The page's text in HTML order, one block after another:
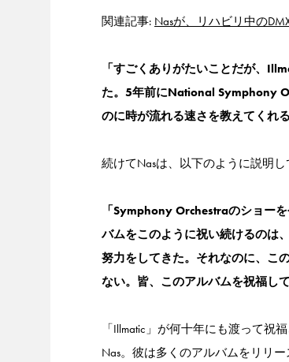
関連記事: Nasが、リハビリ中の
「すごくありがたいことだが、
た。5年前にNational Symphony
のに時が流れる速さを教えてくれ
続けてNasは、以下のように説明し
「Symphony Orchestraのショー
バムをこのように祝い続けるのは
努力をしてきた。それなのに、こ
ない。皆、このアルバムを祝福し
「Illmatic」が何十年にも渡って
Nas。彼は多くのアルバムをリリ